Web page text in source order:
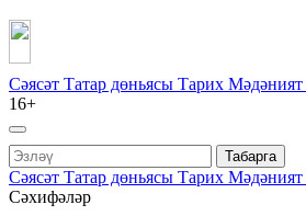
Сәясәт Татар дөньясы Тарих Мәдәният
16+
Табарга
Сәясәт Татар дөньясы Тарих Мәдәният
Сәхифәләр